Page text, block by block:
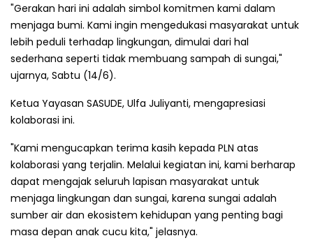
"Gerakan hari ini adalah simbol komitmen kami dalam
menjaga bumi. Kami ingin mengedukasi masyarakat untuk
lebih peduli terhadap lingkungan, dimulai dari hal
sederhana seperti tidak membuang sampah di sungai,"
ujarnya, Sabtu (14/6).
Ketua Yayasan SASUDE, Ulfa Juliyanti, mengapresiasi
kolaborasi ini.
"Kami mengucapkan terima kasih kepada PLN atas
kolaborasi yang terjalin. Melalui kegiatan ini, kami berharap
dapat mengajak seluruh lapisan masyarakat untuk
menjaga lingkungan dan sungai, karena sungai adalah
sumber air dan ekosistem kehidupan yang penting bagi
masa depan anak cucu kita," jelasnya.